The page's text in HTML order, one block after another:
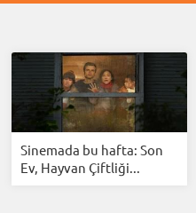
Bitcoin Dizi Önerileri
İnstagram Çöktü Mü
Sinemada bu hafta: Son
Ev, Hayvan Çiftliği...